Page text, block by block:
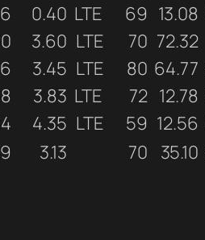
0.40 LTE 69 13.08
3.60 LTE 70 72.32
3.45 LTE 80 64.77
3.83 LTE 72 12.78
4.35 LTE 59 12.56
3.13 70 35.10